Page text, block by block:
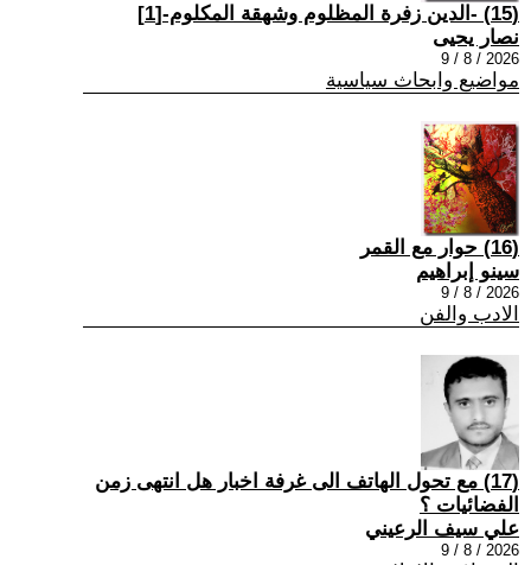
(15) -الدين زفرة المظلوم وشهقة المكلوم-[1]
نصار يحيى
2026 / 8 / 9
مواضيع وابحاث سياسية
(16) حوار مع القمر
سينو إبراهيم
2026 / 8 / 9
الادب والفن
(17) مع تحول الهاتف الى غرفة اخبار هل انتهى زمن
الفضائيات ؟
علي سيف الرعيني
2026 / 8 / 9